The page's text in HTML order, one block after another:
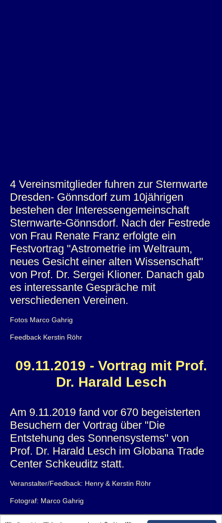
4 Vereinsmitglieder fuhren zur Sternwarte
Dresden- Gönnsdorf zum 10jährigen
bestehen der Interessengemeinschaft
Sternwarte-Gönnsdorf. Nach der Festrede
von Frau Renate Franz erfolgte ein
Festvortrag "Astrometrie im Weltraum,
neues Gesicht einer alten Wissenschaft"
von Prof. Dr. Sergei Klioner. Danach gab
es interessante Gespräche mit
verschiedenen Vereinen.
Fotos Marco Gahrig
Feedback Kerstin Röhr
09.11.2019 - Vortrag mit Prof.
Dr. Harald Lesch
Am 9.11.2019 fand vor 670 begeisterten
Besuchern der Vortrag über "Die
Entstehung des Sonnensystems" von
Prof. Dr. Harald Lesch im Globana Trade
Center Schkeuditz statt.
Veranstalter/Feedback: Henry & Kerstin Röhr
Fotograf: Marco Gahrig